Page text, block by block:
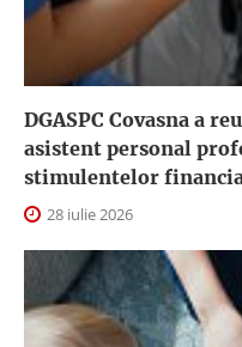
DGASPC Covasna a
asistent personal
stimulentelor
28 iulie 2026